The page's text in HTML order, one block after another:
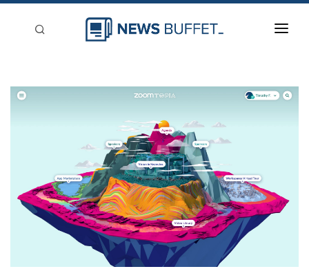
新聞稿分類